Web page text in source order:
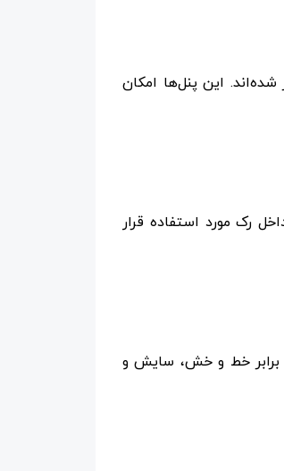
این پنل‌ها امکان
تجهیزات در داخل رک مورد استفاده قرار
برابر خط و خش، سایش و